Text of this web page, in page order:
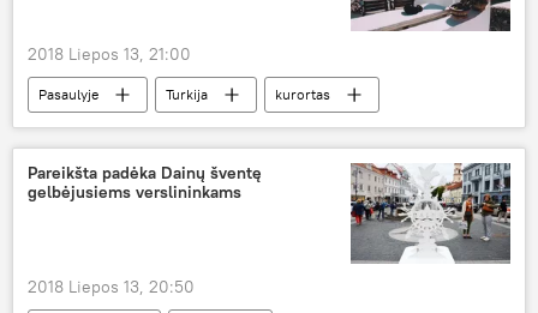
2018 Liepos 13, 21:00
Pasaulyje Turkija kurortas
Pareikšta padėka Dainų šventę
gelbėjusiems verslininkams
2018 Liepos 13, 20:50